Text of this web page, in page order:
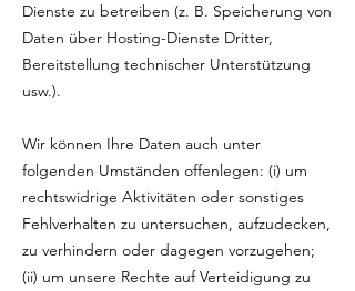
Dienste zu betreiben (z. B. Speicherung von
Daten über Hosting-Dienste Dritter,
Bereitstellung technischer Unterstützung
usw.).
Wir können Ihre Daten auch unter
folgenden Umständen offenlegen: (i) um
rechtswidrige Aktivitäten oder sonstiges
Fehlverhalten zu untersuchen, aufzudecken,
zu verhindern oder dagegen vorzugehen;
(ii) um unsere Rechte auf Verteidigung zu